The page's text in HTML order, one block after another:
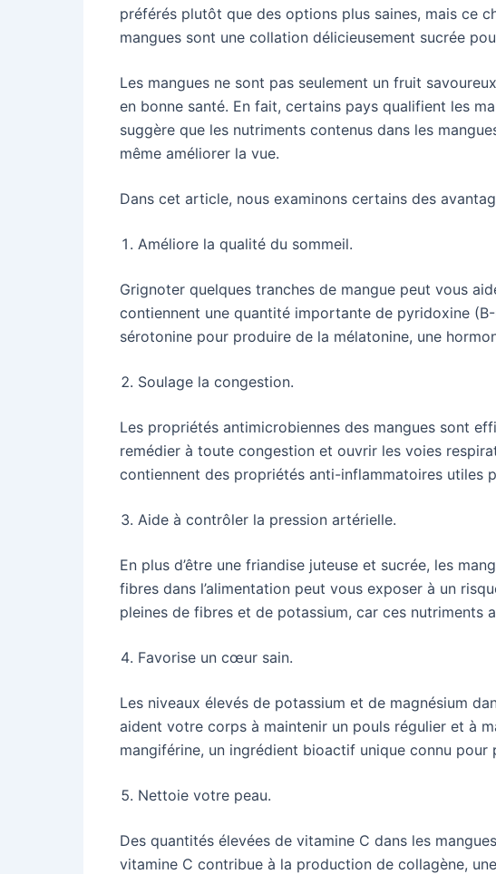
préférés plutôt que des options plus saines, mais ce
mangues sont une collation délicieusement sucrée
Les mangues ne sont pas seulement un fruit
en bonne santé. En fait, certains pays qualifient les
suggère que les nutriments contenus dans les
même améliorer la vue.
Dans cet article, nous examinons certains des
Améliore la qualité du sommeil.
Grignoter quelques tranches de mangue peut vous
contiennent une quantité importante de pyridoxine
sérotonine pour produire de la mélatonine, une
Soulage la congestion.
Les propriétés antimicrobiennes des mangues sont
remédier à toute congestion et ouvrir les voies
contiennent des propriétés anti-inflammatoires utiles
Aide à contrôler la pression artérielle.
En plus d’être une friandise juteuse et sucrée, les
fibres dans l’alimentation peut vous exposer à un
pleines de fibres et de potassium, car ces nutriments
Favorise un cœur sain.
Les niveaux élevés de potassium et de magnésium
aident votre corps à maintenir un pouls régulier et à
mangiférine, un ingrédient bioactif unique connu
Nettoie votre peau.
Des quantités élevées de vitamine C dans les
vitamine C contribue à la production de collagène,